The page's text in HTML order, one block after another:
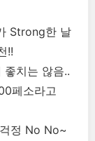
Strong한 날
!!
치는 않음..
페소라고
정 No No~